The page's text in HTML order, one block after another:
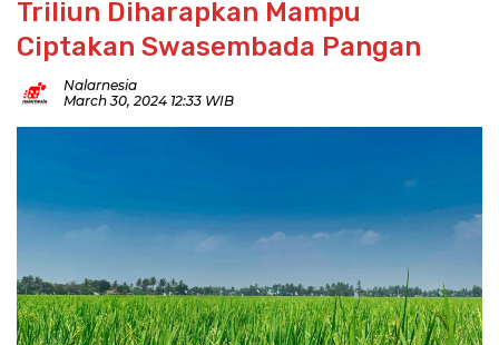
Triliun Diharapkan Mampu
Ciptakan Swasembada Pangan
Nalarnesia
March 30, 2024 12:33 WIB